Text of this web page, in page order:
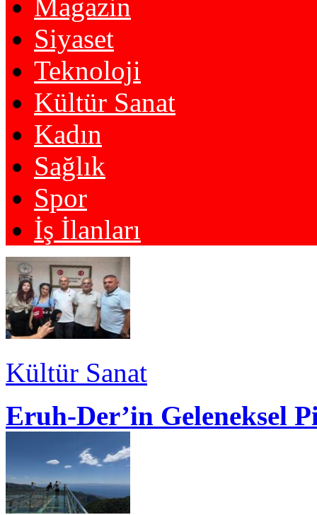
Magazin
Siyaset
Teknoloji
Kültür Sanat
Kadın
Sağlık
Spor
İş İlanları
Kültür Sanat
Eruh-Der’in Geleneksel